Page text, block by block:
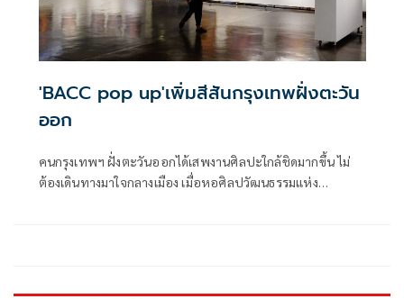
'BACC pop up'เพิ่มสีสันกรุงเทพฝั่งตะวัน
ออก
คนกรุงเทพฯ ฝั่งตะวันออกได้เสพงานศิลปะใกล้ชิดมากขึ้น ไม่
ต้องเดินทางมาใจกลางเมือง เมื่อหอศิลปวัฒนธรรมแห่ง